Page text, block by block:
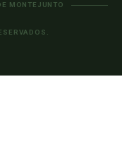
MONTEJUNTO